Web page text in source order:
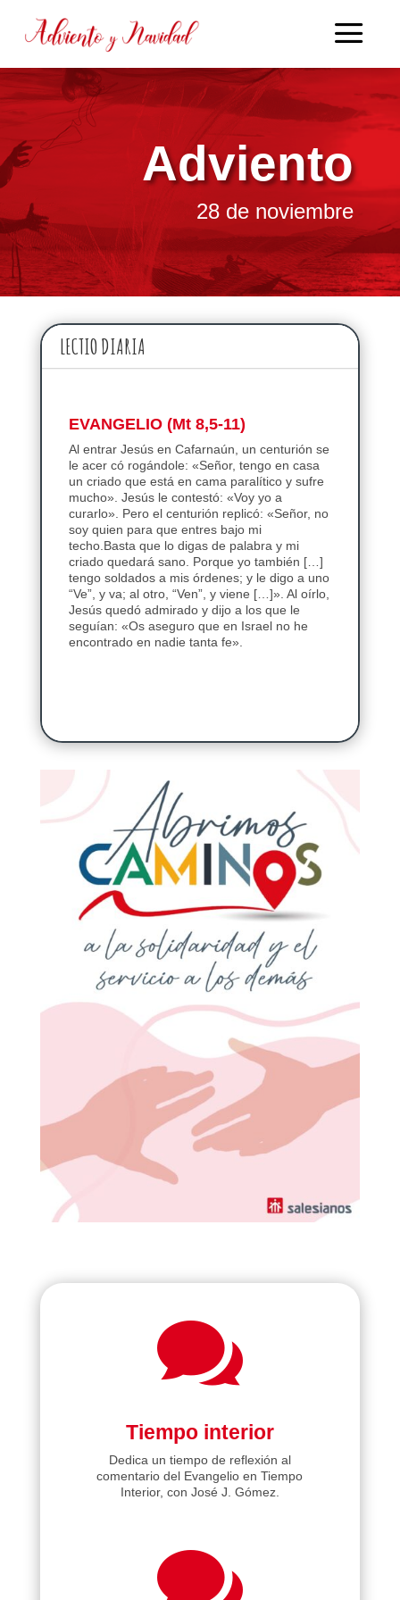
Adviento
28 de noviembre
LECTIO DIARIA
EVANGELIO (Mt 8,5-11)
Al entrar Jesús en Cafarnaún, un centurión se
le acer có rogándole: «Señor, tengo en casa
un criado que está en cama paralítico y sufre
mucho». Jesús le contestó: «Voy yo a
curarlo». Pero el centurión replicó: «Señor, no
soy quien para que entres bajo mi
techo.Basta que lo digas de palabra y mi
criado quedará sano. Porque yo también […]
tengo soldados a mis órdenes; y le digo a uno
“Ve”, y va; al otro, “Ven”, y viene […]». Al oírlo,
Jesús quedó admirado y dijo a los que le
seguían: «Os aseguro que en Israel no he
encontrado en nadie tanta fe».

Tiempo interior
Dedica un tiempo de reflexión al
comentario del Evangelio en Tiempo
Interior, con José J. Gómez.
